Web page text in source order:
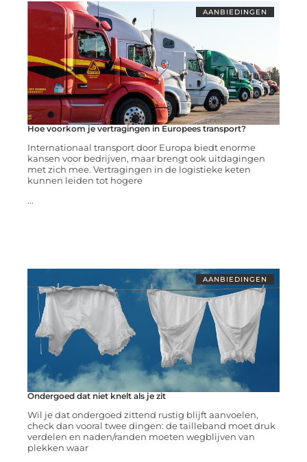
AANBIEDINGEN
Hoe voorkom je vertragingen in Europees transport?
Internationaal transport door Europa biedt enorme
kansen voor bedrijven, maar brengt ook uitdagingen
met zich mee. Vertragingen in de logistieke keten
kunnen leiden tot hogere
...
AANBIEDINGEN
Ondergoed dat niet knelt als je zit
Wil je dat ondergoed zittend rustig blijft aanvoelen,
check dan vooral twee dingen: de tailleband moet druk
verdelen en naden/randen moeten wegblijven van
plekken waar